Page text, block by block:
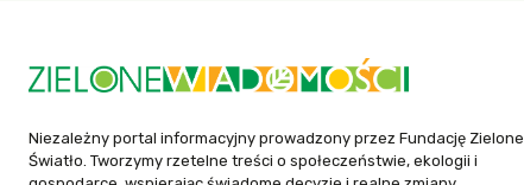
Niezależny portal informacyjny prowadzony przez Fundację Zielone
Światło. Tworzymy rzetelne treści o społeczeństwie, ekologii i